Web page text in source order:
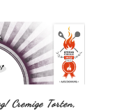
Cremige Torten,